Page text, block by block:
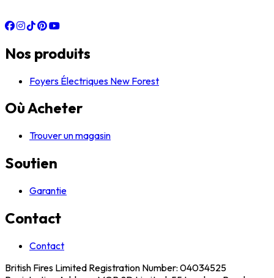
Nos produits
Foyers Électriques New Forest
Où Acheter
Trouver un magasin
Soutien
Garantie
Contact
Contact
British Fires Limited Registration Number: 04034525